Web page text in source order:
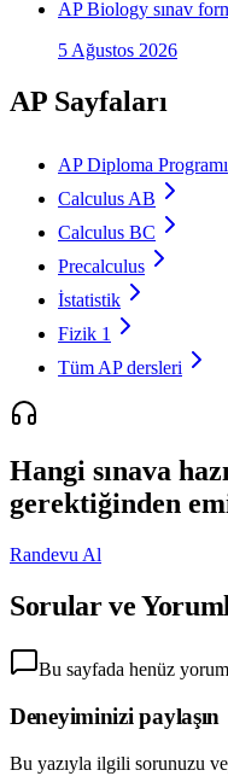
AP Biology sınav
5 Ağustos 2026
AP Sayfaları
AP Diploma Programı
Calculus AB
Calculus BC
Precalculus
İstatistik
Fizik 1
Tüm AP dersleri
Hangi sınava
gerektiğinden
Randevu Al
Sorular ve
Bu sayfada henüz
Deneyiminizi paylaşın
Bu yazıyla ilgili sorunuzu